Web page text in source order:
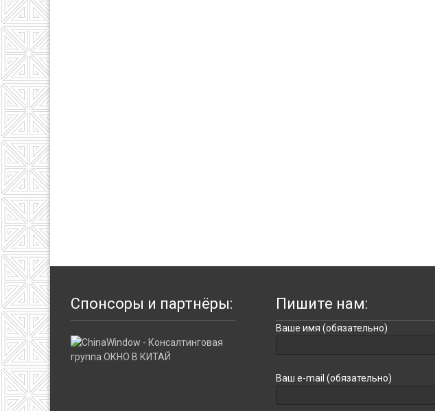
Спонсоры и партнёры: Пишите нам:
Ваше имя (обязательно)
Ваш e-mail (обязательно)